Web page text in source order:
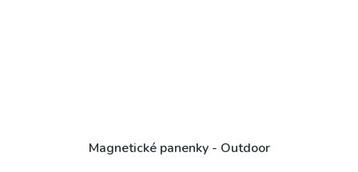
Magnetické panenky - Outdoor